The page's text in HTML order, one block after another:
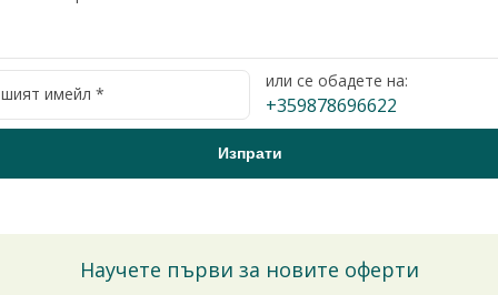
или се обадете на:
+359878696622
Научете първи за новите оферти